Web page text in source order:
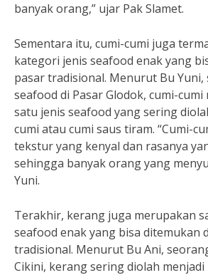
banyak orang,” ujar Pak Slamet.
Sementara itu, cumi-cumi juga
kategori jenis seafood enak yang
pasar tradisional. Menurut Bu
seafood di Pasar Glodok, cumi-
satu jenis seafood yang sering
cumi atau cumi saus tiram. “Cumi-
tekstur yang kenyal dan rasanya
sehingga banyak orang yang
Yuni.
Terakhir, kerang juga merupakan
seafood enak yang bisa ditemukan
tradisional. Menurut Bu Ani,
Cikini, kerang sering diolah menjadi